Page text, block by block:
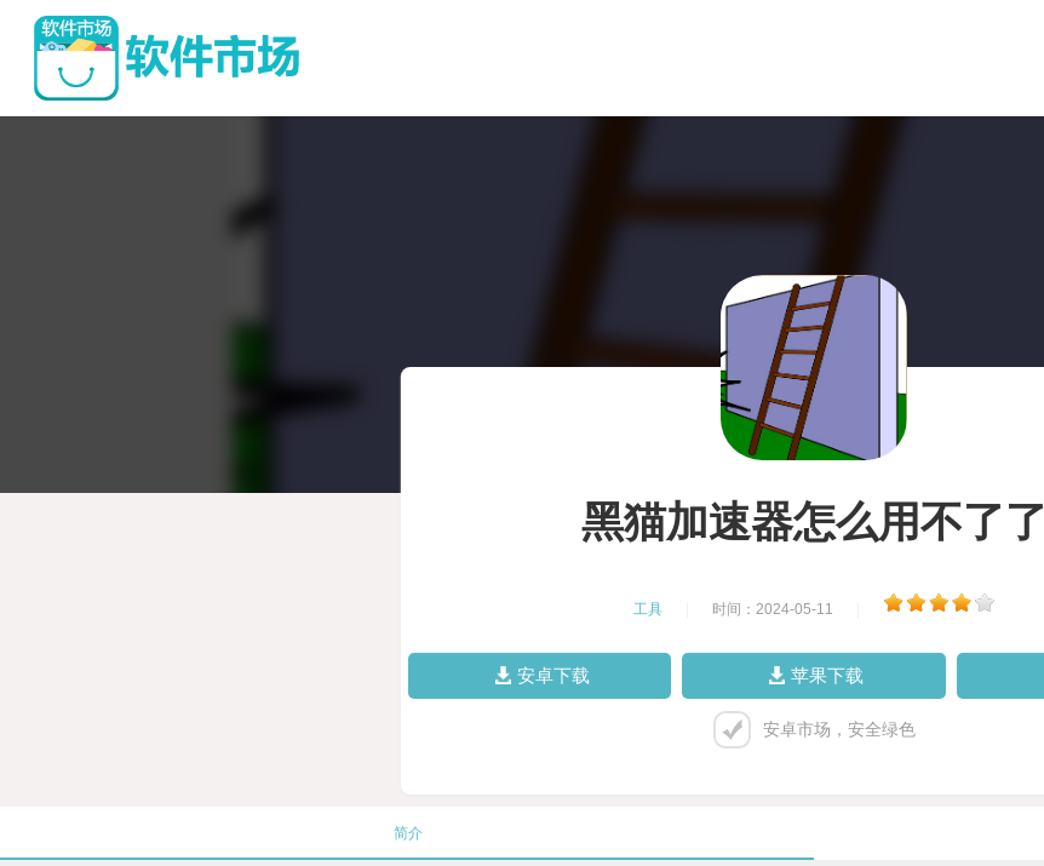
黑猫加速器怎么用不了了
工具 时间：2024-05-11
安卓下载 苹果下载
安卓市场，安全绿色
简介